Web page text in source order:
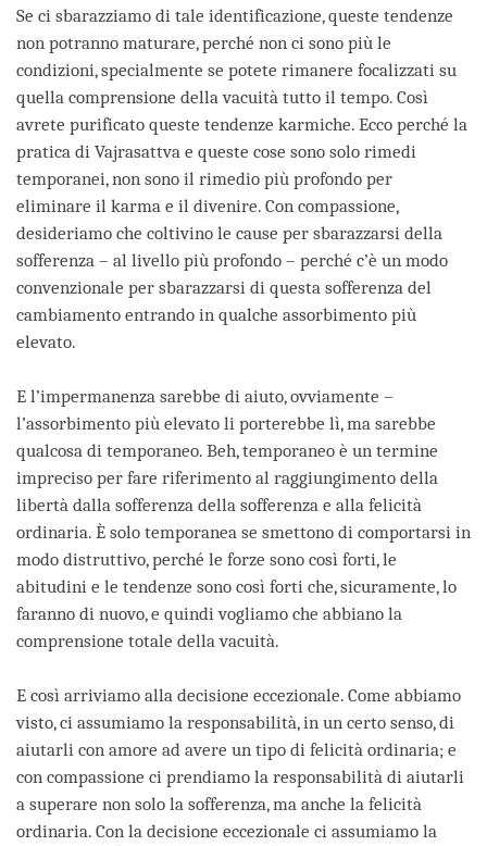
Se ci sbarazziamo di tale identificazione, queste tendenze
non potranno maturare, perché non ci sono più le
condizioni, specialmente se potete rimanere focalizzati su
quella comprensione della vacuità tutto il tempo. Così
avrete purificato queste tendenze karmiche. Ecco perché la
pratica di Vajrasattva e queste cose sono solo rimedi
temporanei, non sono il rimedio più profondo per
eliminare il karma e il divenire. Con compassione,
desideriamo che coltivino le cause per sbarazzarsi della
sofferenza – al livello più profondo – perché c’è un modo
convenzionale per sbarazzarsi di questa sofferenza del
cambiamento entrando in qualche assorbimento più
elevato.
E l’impermanenza sarebbe di aiuto, ovviamente –
l’assorbimento più elevato li porterebbe lì, ma sarebbe
qualcosa di temporaneo. Beh, temporaneo è un termine
impreciso per fare riferimento al raggiungimento della
libertà dalla sofferenza della sofferenza e alla felicità
ordinaria. È solo temporanea se smettono di comportarsi in
modo distruttivo, perché le forze sono così forti, le
abitudini e le tendenze sono così forti che, sicuramente, lo
faranno di nuovo, e quindi vogliamo che abbiano la
comprensione totale della vacuità.
E così arriviamo alla decisione eccezionale. Come abbiamo
visto, ci assumiamo la responsabilità, in un certo senso, di
aiutarli con amore ad avere un tipo di felicità ordinaria; e
con compassione ci prendiamo la responsabilità di aiutarli
a superare non solo la sofferenza, ma anche la felicità
ordinaria. Con la decisione eccezionale ci assumiamo la